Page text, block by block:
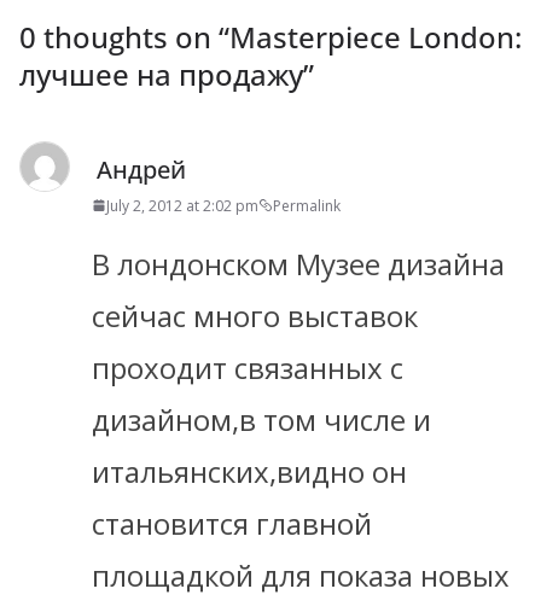
0 thoughts on “Masterpiece London:
лучшее на продажу”
Aндрей
July 2, 2012 at 2:02 pm Permalink
В лондонском Музее дизайна
сейчас много выставок
проходит связанных с
дизайном,в том числе и
итальянских,видно он
становится главной
площадкой для показа новых